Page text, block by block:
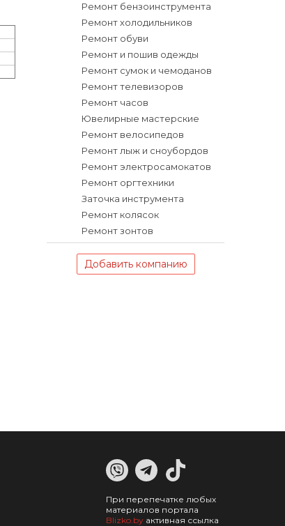
Ремонт бензоинструмента
Ремонт холодильников
Ремонт обуви
Ремонт и пошив одежды
Ремонт сумок и чемоданов
Ремонт телевизоров
Ремонт часов
Ювелирные мастерские
Ремонт велосипедов
Ремонт лыж и сноубордов
Ремонт электросамокатов
Ремонт оргтехники
Заточка инструмента
Ремонт колясок
Ремонт зонтов
Добавить компанию
При перепечатке любых
материалов портала
Blizko.by активная ссылка